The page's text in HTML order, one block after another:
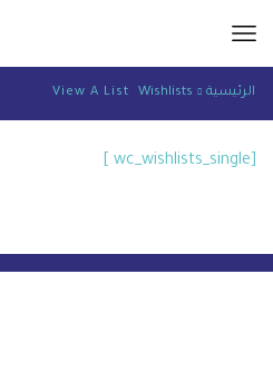
الرئيسية Wishlists
View A List
[wc_wishlists_single ]